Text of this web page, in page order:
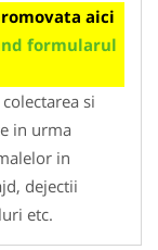
aici
formularul
si
in urma
in
dejectii
etc.